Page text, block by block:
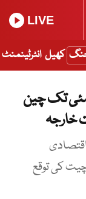
LIVE
جنگ کھیل انٹرٹینمنٹ
شہباز شریف 23 سے 26 مئی تک چین
خارجہ
چیت کی توقع